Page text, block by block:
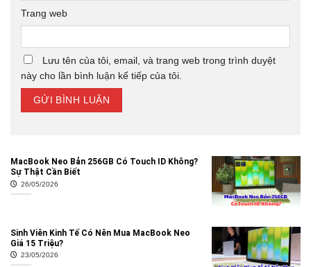
Trang web
Lưu tên của tôi, email, và trang web trong trình duyệt
này cho lần bình luận kế tiếp của tôi.
MacBook Neo Bản 256GB Có Touch ID Không?
Sự Thật Cần Biết
26/05/2026
Sinh Viên Kinh Tế Có Nên Mua MacBook Neo
Giá 15 Triệu?
23/05/2026